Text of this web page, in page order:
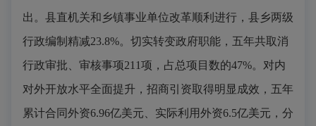
出。县直机关和乡镇事业单位改革顺利进行，县乡两级
行政编制精减23.8%。切实转变政府职能，五年共取消
行政审批、审核事项211项，占总项目数的47%。对内
对外开放水平全面提升，招商引资取得明显成效，五年
累计合同外资6.96亿美元、实际利用外资6.5亿美元，分